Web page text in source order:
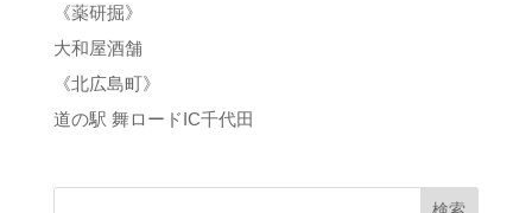
《薬研掘》
大和屋酒舗
《北広島町》
道の駅 舞ロードIC千代田